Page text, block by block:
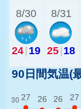
8/30
24| 19
8/31
25|18
90日間気温(